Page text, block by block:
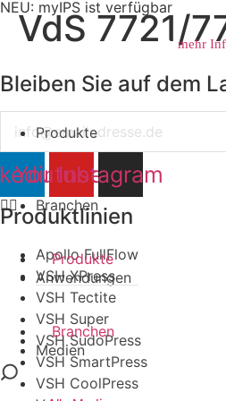
NEU: myIPS ist verfügbar
mehr
schließen
Produkte
Branchen
Anwendungen
Medien
Produkte
Branchen
VdS 7721/
Bleiben Sie auf dem
YoutubeInstagram
Produktlinien
Apollo FullFlow
VSH XPress
VSH Tectite
VSH Super
VSH SudoPress
VSH SmartPress
VSH CoolPress